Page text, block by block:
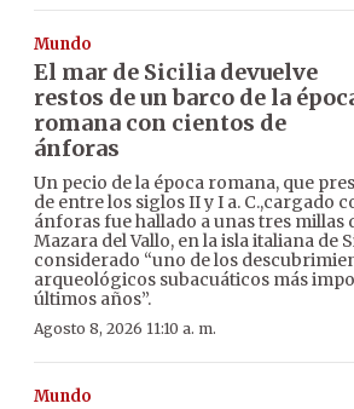
Mundo
El mar de Sicilia devuelve
restos de un barco de la
romana con cientos de
ánforas
Un pecio de la época romana, que
de entre los siglos II y I a. C.,cargado
ánforas fue hallado a unas tres millas
Mazara del Vallo, en la isla italiana de
considerado “uno de los
arqueológicos subacuáticos más
últimos años”.
Agosto 8, 2026 11:10 a. m.
Mundo